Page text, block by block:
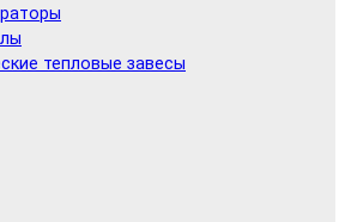
тепловые завесы